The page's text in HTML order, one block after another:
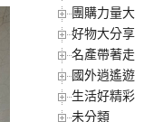
團購力量大
好物大分享
名產帶著走
國外逍遙遊
生活好精彩
未分類